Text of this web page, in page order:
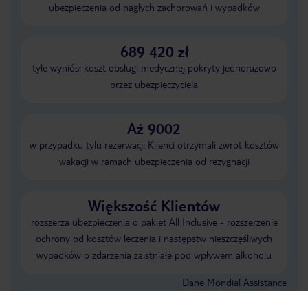
ubezpieczenia od nagłych zachorowań i wypadków
689 420 zł
tyle wyniósł koszt obsługi medycznej pokryty jednorazowo
przez ubezpieczyciela
Aż 9002
w przypadku tylu rezerwacji Klienci otrzymali zwrot kosztów
wakacji w ramach ubezpieczenia od rezygnacji
Większość Klientów
rozszerza ubezpieczenia o pakiet All Inclusive - rozszerzenie
ochrony od kosztów leczenia i następstw nieszczęśliwych
wypadków o zdarzenia zaistniałe pod wpływem alkoholu
Dane Mondial Assistance